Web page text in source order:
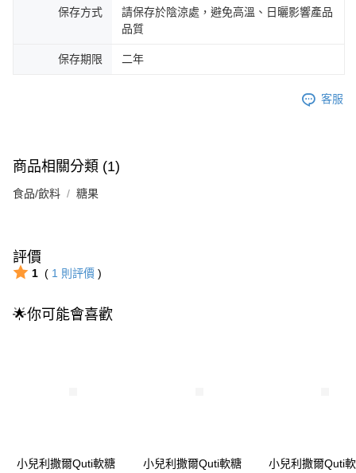
保存方式
請保存於陰涼處，避免高溫、日曬影響產品
品質
保存期限 二年
客服
商品相關分類 (1)
食品/飲料 糖果
評價
1 ( 1 則評價 )
🌟你可能會喜歡
小兒利撒爾Quti軟糖 小兒利撒爾Quti軟糖 小兒利撒爾Quti